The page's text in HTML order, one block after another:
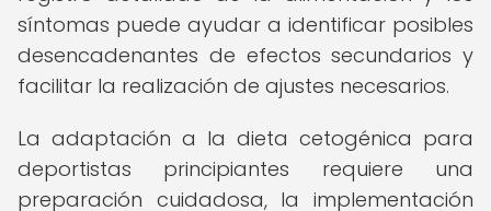
síntomas puede ayudar a identificar posibles
desencadenantes de efectos secundarios y
facilitar la realización de ajustes necesarios.
La adaptación a la dieta cetogénica para
deportistas principiantes requiere una
preparación cuidadosa, la implementación